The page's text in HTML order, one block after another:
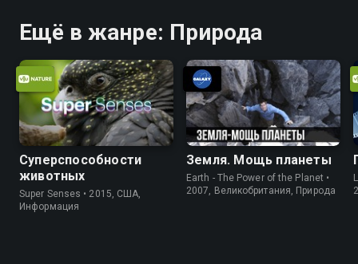
Ещё в жанре: Природа
Суперспособности
животных
Super Senses • 2015, США,
Информация
Земля. Мощь планеты
Earth - The Power of the Planet •
2007, Великобритания, Природа